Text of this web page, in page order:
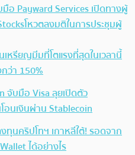
อ Payward Services เปิดทางผู้
โหวตลงมติในการประชุมผู้
เหรียญมีมที่โตแรงที่สุดในเวลานี้
ว่า 150%
จับมือ Visa ลุยเปิดตัว
อนเงินผ่าน Stablecoin
ทุนคริปโทฯ เกาหลีใต้! รอดจาก
ได้อย่างไร